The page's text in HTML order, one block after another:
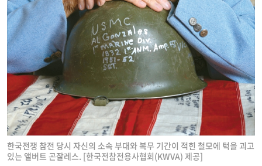
한국전쟁 참전 당시 자신의 소속 부대와 복무 기간이 적힌 철모에 턱을 괴고
있는 앨버트 곤잘레스. [한국전참전용사협회(KWVA) 제공]